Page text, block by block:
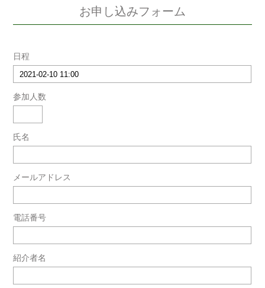
お申し込みフォーム
日程
参加人数
氏名
メールアドレス
電話番号
紹介者名